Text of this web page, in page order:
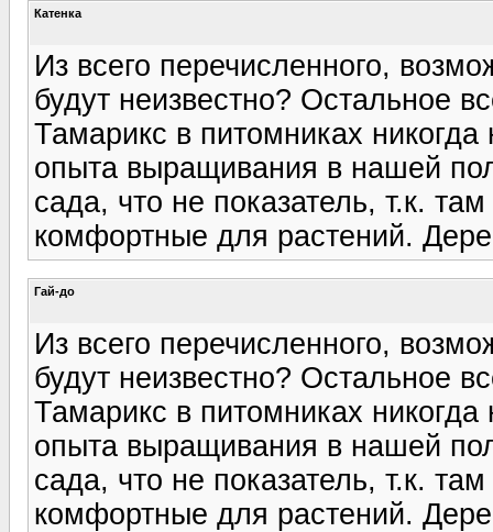
Катенка
Из всего перечисленного,
будут неизвестно? Остальное
Тамарикс в питомниках
опыта выращивания в нашей
сада, что не показатель, т.к.
комфортные для растений.
Гай-до
Из всего перечисленного,
будут неизвестно? Остальное
Тамарикс в питомниках
опыта выращивания в нашей
сада, что не показатель, т.к.
комфортные для растений.